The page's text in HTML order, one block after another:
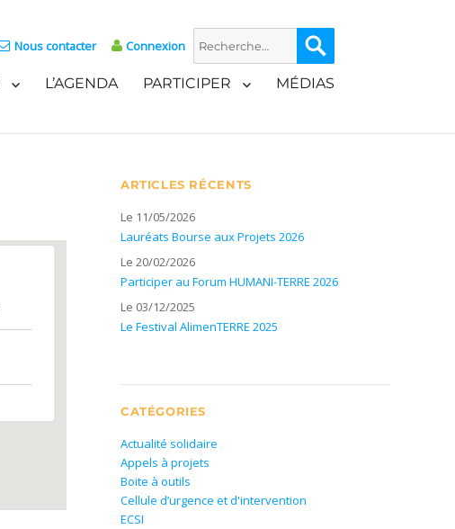
Nous contacter Connexion
Recherche
pour :
L’AGENDA PARTICIPER MÉDIAS
ARTICLES RÉCENTS
Le 11/05/2026
Lauréats Bourse aux Projets 2026
Le 20/02/2026
Participer au Forum HUMANI-TERRE 2026
Le 03/12/2025
Le Festival AlimenTERRE 2025
CATÉGORIES
Actualité solidaire
Appels à projets
Boite à outils
Cellule d’urgence et d'intervention
ECSI